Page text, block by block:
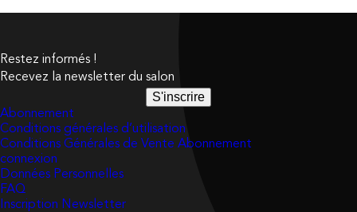
Restez informés !
Recevez la newsletter du salon
S'inscrire
Abonnement
Conditions générales d’utilisation
Conditions Générales de Vente Abonnement
connexion
Données Personnelles
FAQ
Inscription Newsletter